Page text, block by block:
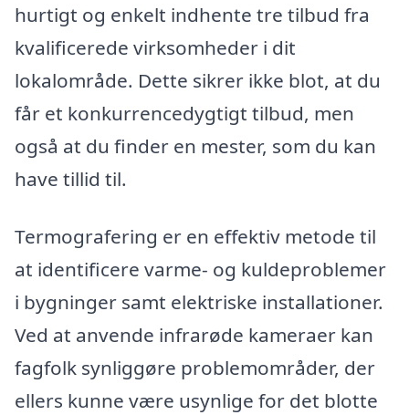
hurtigt og enkelt indhente tre tilbud fra
kvalificerede virksomheder i dit
lokalområde. Dette sikrer ikke blot, at du
får et konkurrencedygtigt tilbud, men
også at du finder en mester, som du kan
have tillid til.
Termografering er en effektiv metode til
at identificere varme- og kuldeproblemer
i bygninger samt elektriske installationer.
Ved at anvende infrarøde kameraer kan
fagfolk synliggøre problemområder, der
ellers kunne være usynlige for det blotte